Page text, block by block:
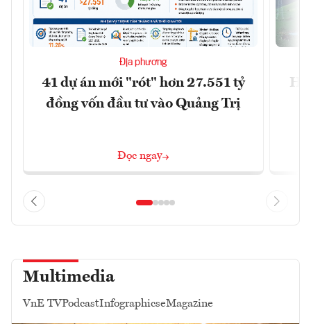
Địa phương
41 dự án mới "rót" hơn 27.551 tỷ
đồng vốn đầu tư vào Quảng Trị
Đọc ngay
Hà
Multimedia
VnE TVPodcastInfographicseMagazine